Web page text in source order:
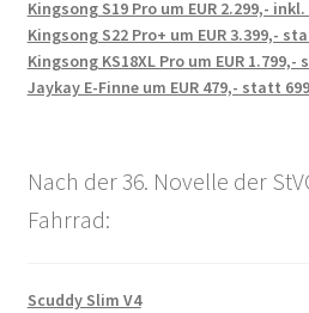
Kingsong S19 Pro um EUR 2.299,-
Kingsong S22 Pro+ um EUR 3.399,-
Kingsong KS18XL Pro um EUR
Jaykay E-Finne um EUR 479,- statt
Nach der 36. Novelle der
Fahrrad:
Scuddy Slim V4